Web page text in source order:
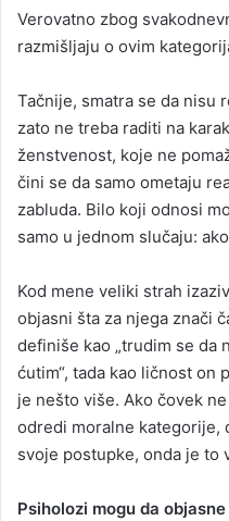
Verovatno zbog
razmišljaju o ovim
​Tačnije, smatra se da nisu
zato ne treba raditi na
ženstvenost, koje ne
čini se da samo ometaju
zabluda. Bilo koji odnosi
samo u jednom slučaju:
Kod mene veliki strah
objasni šta za njega znači
definiše kao „trudim se da
ćutim“, tada kao ličnost on
je nešto više. Ako čovek
odredi moralne kategorije,
svoje postupke, onda je to
Psiholozi mogu da